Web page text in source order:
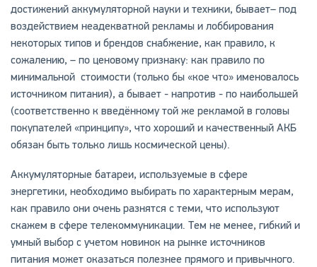
достижений аккумуляторной науки и техники, бывает– под
воздействием неадекватной рекламы и лоббирования
некоторых типов и брендов снабжение, как правило, к
сожалению, – по ценовому признаку: как правило по
минимальной стоимости (только бы «кое что» именовалось
источником питания), а бывает - напротив - по наибольшей
(соответственно к введённому той же рекламой в головы
покупателей «принципу», что хороший и качественный АКБ
обязан быть только лишь космической цены).
Аккумуляторные батареи, используемые в сфере
энергетики, необходимо выбирать по характерным мерам,
как правило они очень разнятся с теми, что используют
скажем в сфере телекоммуникации. Тем не менее, гибкий и
умный выбор с учетом новинок на рынке источников
питания может оказаться полезнее прямого и привычного.